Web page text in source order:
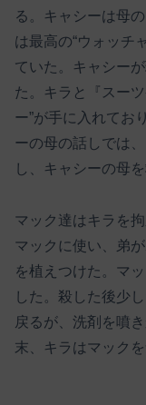
る。キャシーは母
は最高の“ウォッチ
ていた。キャシー
た。キラと『スー
ー”が手に入れてお
ーの母の話しでは
し、キャシーの母
マック達はキラを
マックに使い、弟
を植えつけた。マ
した。殺した後少
戻るが、洗剤を噴
末、キラはマック